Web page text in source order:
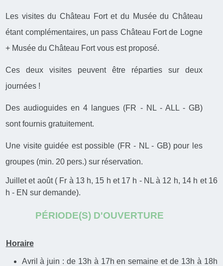
Les visites du Château Fort et du Musée du Château
étant complémentaires, un pass Château Fort de Logne
+ Musée du Château Fort vous est proposé.
Ces deux visites peuvent être réparties sur deux
journées !
Des audioguides en 4 langues (FR - NL - ALL - GB)
sont fournis gratuitement.
Une visite guidée est possible (FR - NL - GB) pour les
groupes (min. 20 pers.) sur réservation.
Juillet et août ( Fr à 13 h, 15 h et 17 h - NL à 12 h, 14 h et 16
h - EN sur demande).
PÉRIODE(S) D'OUVERTURE
Horaire
Avril à juin : de 13h à 17h en semaine et de 13h à 18h